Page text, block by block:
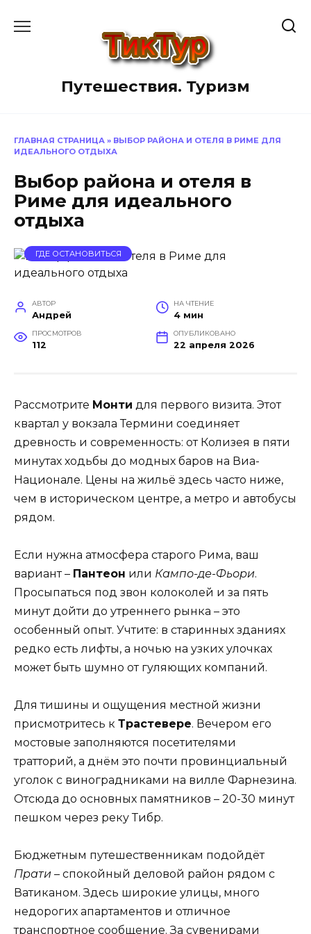
Путешествия. Туризм
ГЛАВНАЯ СТРАНИЦА » ВЫБОР РАЙОНА И ОТЕЛЯ В РИМЕ ДЛЯ
ИДЕАЛЬНОГО ОТДЫХА
Выбор района и отеля в
Риме для идеального
отдыха
ГДЕ ОСТАНОВИТЬСЯ
АВТОР
Андрей
НА ЧТЕНИЕ
4 мин
ПРОСМОТРОВ
112
ОПУБЛИКОВАНО
22 апреля 2026
Рассмотрите Монти для первого визита. Этот
квартал у вокзала Термини соединяет
древность и современность: от Колизея в пяти
минутах ходьбы до модных баров на Виа-
Национале. Цены на жильё здесь часто ниже,
чем в историческом центре, а метро и автобусы
рядом.
Если нужна атмосфера старого Рима, ваш
вариант – Пантеон или Кампо-де-Фьори.
Просыпаться под звон колоколей и за пять
минут дойти до утреннего рынка – это
особенный опыт. Учтите: в старинных зданиях
редко есть лифты, а ночью на узких улочках
может быть шумно от гуляющих компаний.
Для тишины и ощущения местной жизни
присмотритесь к Трастевере. Вечером его
мостовые заполняются посетителями
тратторий, а днём это почти провинциальный
уголок с виноградниками на вилле Фарнезина.
Отсюда до основных памятников – 20-30 минут
пешком через реку Тибр.
Бюджетным путешественникам подойдёт
Прати – спокойный деловой район рядом с
Ватиканом. Здесь широкие улицы, много
недорогих апартаментов и отличное
транспортное сообщение. За сувенирами